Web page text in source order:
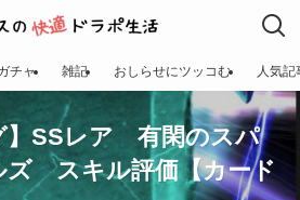
チャ 雑記 おしらせにツッコむ 人気記
】SSレア 有閑のスパ
ズ スキル評価【カード